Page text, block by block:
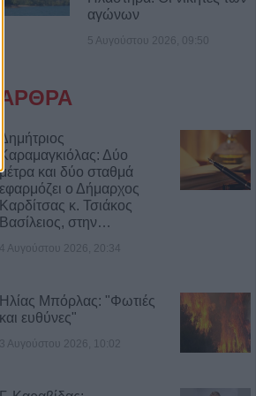
αγώνων
5 Αυγούστου 2026, 09:50
ΑΡΘΡΑ
Δημήτριος
Καραμαγκιόλας: Δύο
και δύο σταθμά
εφαρμόζει ο Δήμαρχος
Καρδίτσας κ. Τσιάκος
Βασίλειος, στην…
4 Αυγούστου 2026, 20:34
Ηλίας Μπόρλας: "Φωτιές
και ευθύνες"
3 Αυγούστου 2026, 10:02